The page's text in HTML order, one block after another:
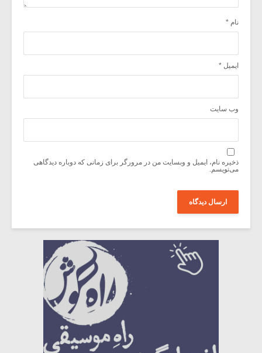
نام *
ایمیل *
وب‌ سایت
ذخیره نام، ایمیل و وبسایت من در مرورگر برای زمانی که دوباره دیدگاهی
می‌نویسم.